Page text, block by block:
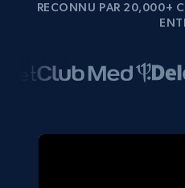
RECONNU PAR 20,000+